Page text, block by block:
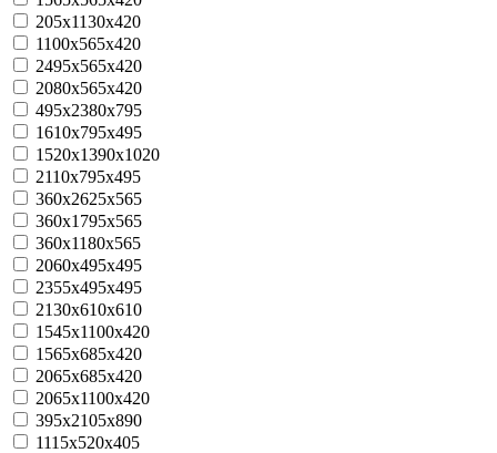
205х1130х420
1100x565x420
2495x565x420
2080x565x420
495х2380х795
1610x795x495
1520х1390х1020
2110х795х495
360x2625x565
360х1795х565
360х1180х565
2060х495х495
2355х495х495
2130х610х610
1545x1100x420
1565x685x420
2065x685x420
2065x1100x420
395х2105х890
1115x520x405